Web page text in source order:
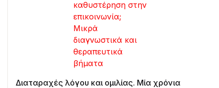
Διαταραχές λόγου και ομιλίας. Μία χρόνια